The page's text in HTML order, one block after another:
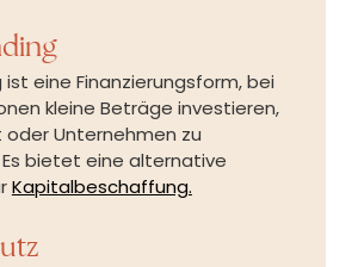
eine Finanzierungsform, bei
kleine Beträge investieren,
oder Unternehmen zu
bietet eine alternative
Kapitalbeschaffung.